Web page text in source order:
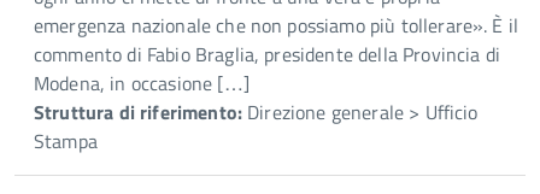
emergenza nazionale che non possiamo più tollerare». È il
commento di Fabio Braglia, presidente della Provincia di
Modena, in occasione […]
Struttura di riferimento: Direzione generale > Ufficio
Stampa